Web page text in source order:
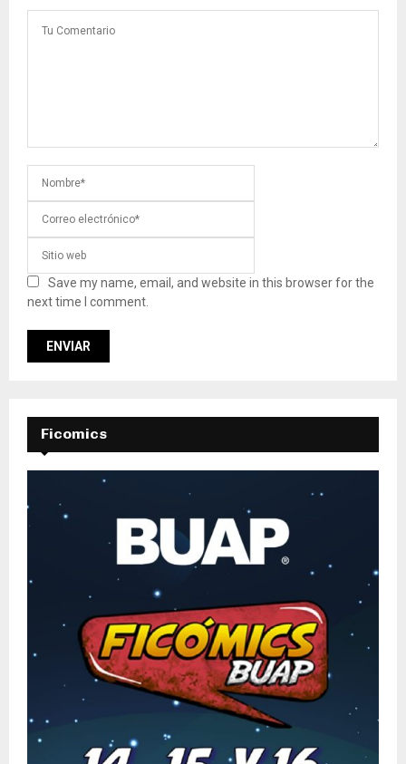
Save my name, email, and website in this browser for the
next time I comment.
Ficomics